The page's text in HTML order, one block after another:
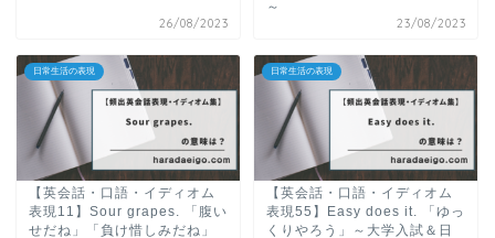
26/08/2023
～
23/08/2023
日常生活の表現
【英会話・口語・イディオム
表現11】Sour grapes. 「腹い
せだね」「負け惜しみだね」
日常生活の表現
【英会話・口語・イディオム
表現55】Easy does it. 「ゆっ
くりやろう」～大学入試＆日